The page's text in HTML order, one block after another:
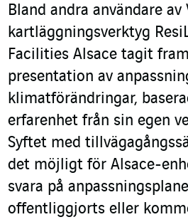
Bland andra användare
kartläggningsverktyg
Facilities Alsace tagit
presentation av
klimatförändringar,
erfarenhet från sin egen
Syftet med
det möjligt för Alsace-
svara på
offentliggjorts eller